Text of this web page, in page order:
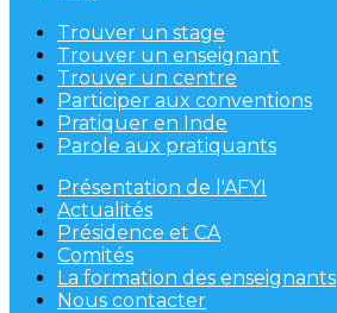
Trouver un stage
Trouver un enseignant
Trouver un centre
Participer aux conventions
Pratiquer en Inde
Parole aux pratiquants
Présentation de l'AFYI
Actualités
Présidence et CA
Comités
La formation des enseignants
Nous contacter